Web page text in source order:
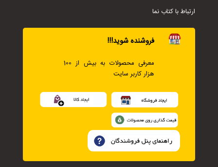
ارتباط با کتاب نما
فروشنده شوید!!!
معرفی محصولات به بیش از 100
هزار کاربر سایت